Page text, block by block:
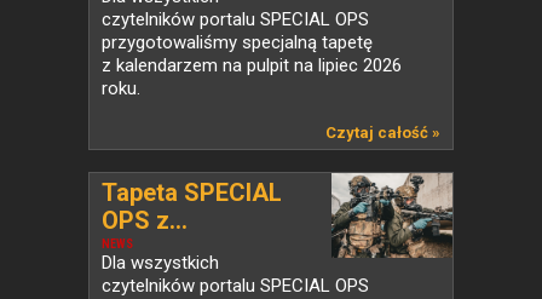
czytelników portalu SPECIAL OPS
przygotowaliśmy specjalną tapetę
z kalendarzem na pulpit na lipiec 2026
roku.
Czytaj całość »
NEWS
Tapeta SPECIAL
OPS z...
Dla wszystkich
czytelników portalu SPECIAL OPS